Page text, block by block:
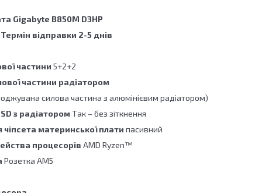
Gigabyte B850M D3HP
Термін відправки 2-5 днів
частини 5+2+2
частини радіатором
силова частина з алюмінієвим радіатором)
з радіаторомТак – без зіткнення
материнської плати пасивний
процесорів AMD Ryzen™
Розетка AM5